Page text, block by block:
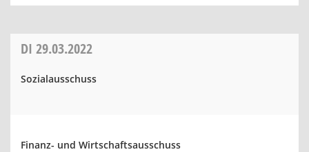
DI 29.03.2022
Sozialausschuss
Finanz- und Wirtschaftsausschuss